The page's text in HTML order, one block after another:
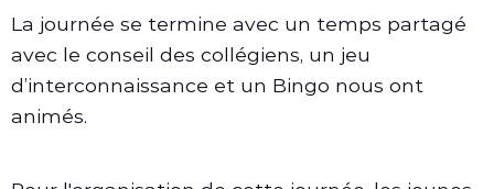
La journée se termine avec un temps partagé
avec le conseil des collégiens, un jeu
d’interconnaissance et un Bingo nous ont
animés.